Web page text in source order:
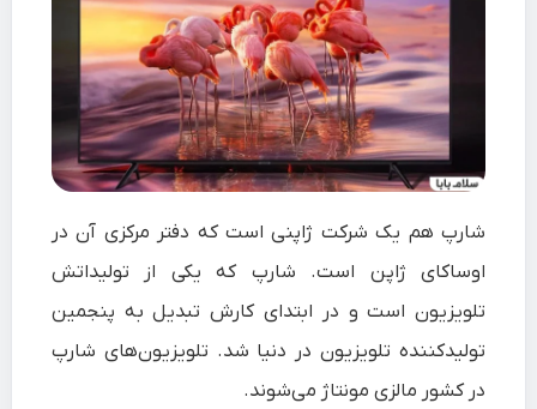
شارپهم یک شرکت ژاپنی است که دفتر مرکزی آن در
اوساکای ژاپن است. شارپ که یکی از تولیداتش
تلویزیون است و در ابتدای کارش تبدیل به پنجمین
تولیدکننده تلویزیون در دنیا شد. تلویزیون‌های شارپ
در کشور مالزی مونتاژ می‌شوند.